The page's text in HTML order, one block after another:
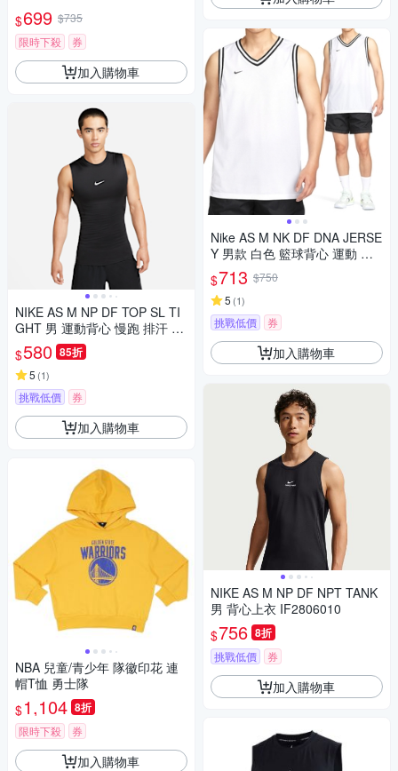
綠 IF2019-382
$699 $735
限時下殺
券
加入購物車
NIKE AS M NP DF TOP SL TI
GHT 男 運動背心 慢跑 排汗 緊
身 黑-FB7915010
$580 85折
5 (1)
挑戰低價 券
加入購物車
NBA 兒童/青少年 隊徽印花 連
帽T恤 勇士隊
$1,104 8折
限時下殺 券
加入購物車
Nike AS M NK DF DNA JERSE
Y 男款 白色 籃球背心 運動 排
汗 透氣 背心 FQ3708-100
$713 $750
5 (1)
挑戰低價 券
加入購物車
NIKE AS M NP DF NPT TANK
男 背心上衣 IF2806010
$756 8折
挑戰低價 券
加入購物車